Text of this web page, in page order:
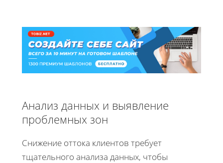
Анализ данных и выявление
проблемных зон
Снижение оттока клиентов требует
тщательного анализа данных, чтобы